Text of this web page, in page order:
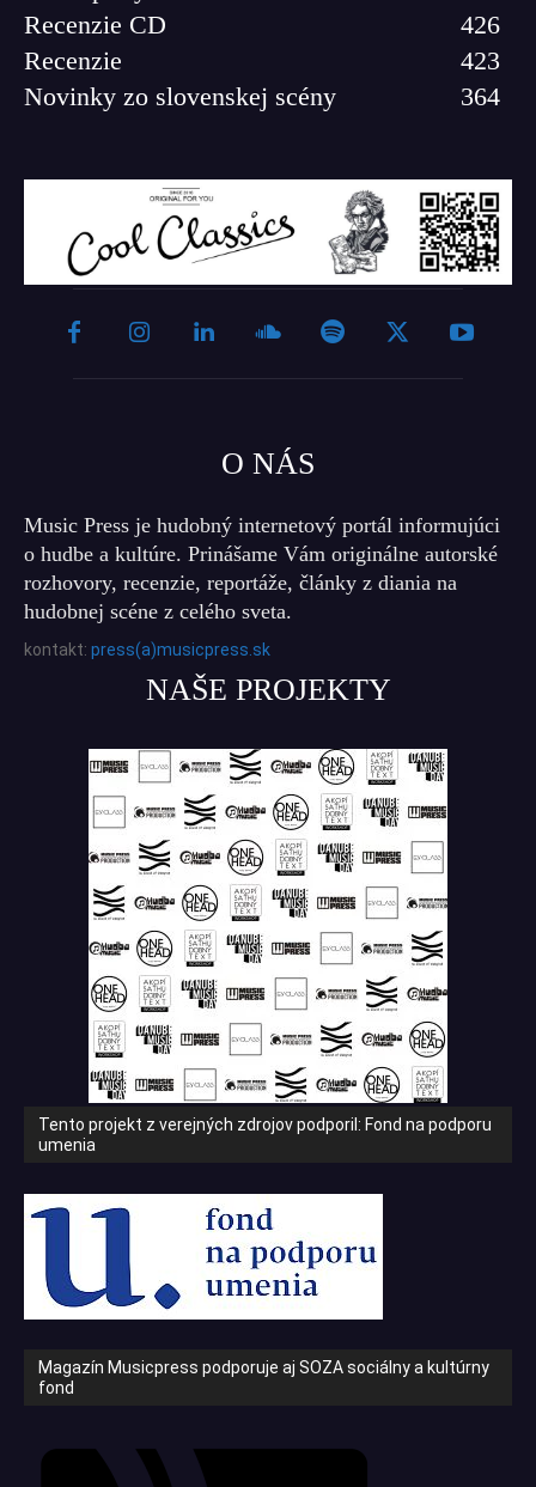
Recenzie CD
426
Recenzie
423
Novinky zo slovenskej scény
364
O NÁS
Music Press je hudobný internetový portál informujúci
o hudbe a kultúre. Prinášame Vám originálne autorské
rozhovory, recenzie, reportáže, články z diania na
hudobnej scéne z celého sveta.
kontakt: press(a)musicpress.sk
NAŠE PROJEKTY
Tento projekt z verejných zdrojov podporil: Fond na podporu
umenia
Magazín Musicpress podporuje aj SOZA sociálny a kultúrny
fond